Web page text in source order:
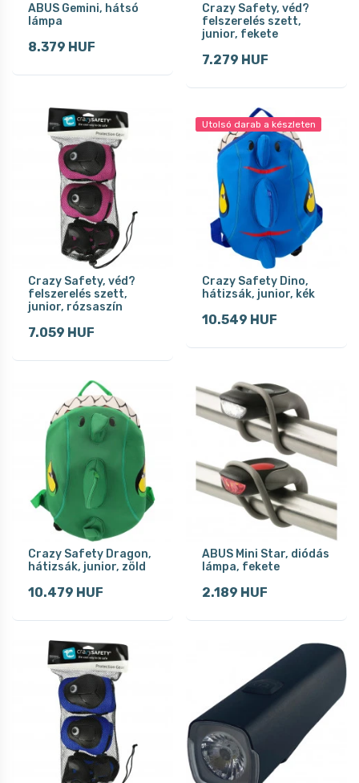
ABUS Gemini, hátsó
lámpa
8.379 HUF
Crazy Safety, véd?
felszerelés szett,
junior, fekete
7.279 HUF
Crazy Safety, véd?
felszerelés szett,
junior, rózsaszín
7.059 HUF
Utolsó darab a készleten
Crazy Safety Dino,
hátizsák, junior, kék
10.549 HUF
Crazy Safety Dragon,
hátizsák, junior, zöld
10.479 HUF
ABUS Mini Star, diódás
lámpa, fekete
2.189 HUF